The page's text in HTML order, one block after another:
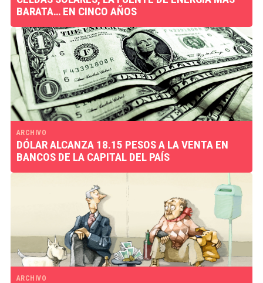
BARATA… EN CINCO AÑOS
ARCHIVO
DÓLAR ALCANZA 18.15 PESOS A LA VENTA EN
BANCOS DE LA CAPITAL DEL PAÍS
ARCHIVO